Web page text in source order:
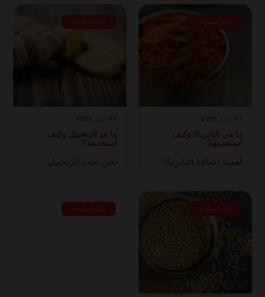
دليل المكونات
ما هي البابريكا وكيف
أستخدمها؟
أهمية إضافة البابريكا
دليل المكونات
ما هو الزنجبيل وكيف
أستخدمه؟
نحن نحب الزنجبيل
دليل المكونات دليل المكونات